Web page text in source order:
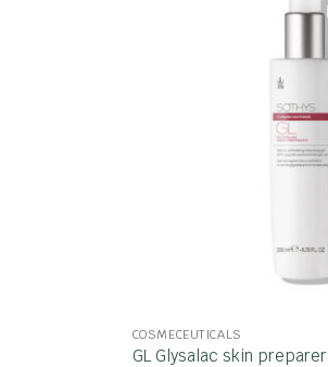
COSMECEUTICALS
GL Glysalac skin preparer